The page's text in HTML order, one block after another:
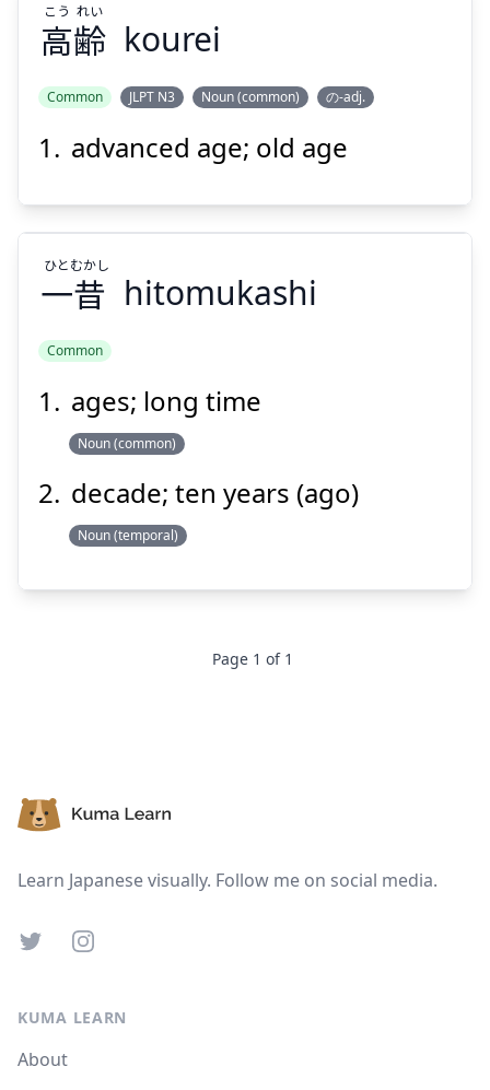
齢
こう
れい
Suspend
高齢
こう れい
kourei
Common JLPT N3 Noun (common) の-adj.
advanced age; old age
ひと
むかし
一昔
ひとむかし
hitomukashi
Common
ages; long time
Noun (common)
decade; ten years (ago)
Noun (temporal)
Page 1 of 1
Learn Japanese visually. Follow me on social media.
TwitterInstagram
KUMA LEARN
About